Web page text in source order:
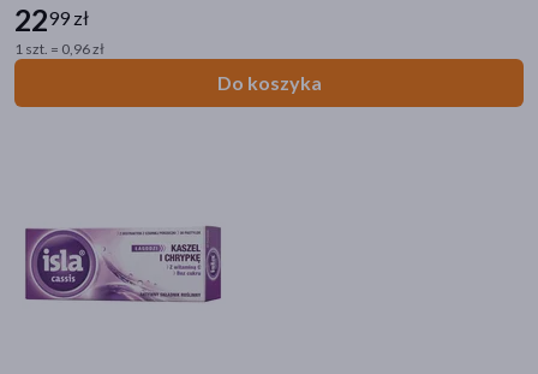
2299 zł
1 szt. = 0,96 zł
Do koszyka